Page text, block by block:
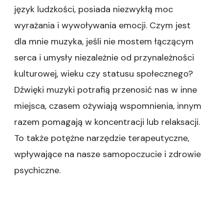
język ludzkości, posiada niezwykłą moc
wyrażania i wywoływania emocji. Czym jest
dla mnie muzyka, jeśli nie mostem łączącym
serca i umysły niezależnie od przynależności
kulturowej, wieku czy statusu społecznego?
Dźwięki muzyki potrafią przenosić nas w inne
miejsca, czasem ożywiają wspomnienia, innym
razem pomagają w koncentracji lub relaksacji.
To także potężne narzędzie terapeutyczne,
wpływające na nasze samopoczucie i zdrowie
psychiczne.